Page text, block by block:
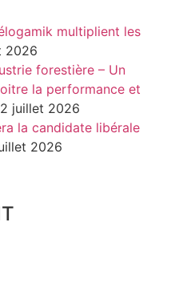
multiplient les
2026
forestière – Un
la performance et
juillet 2026
la candidate libérale
2026